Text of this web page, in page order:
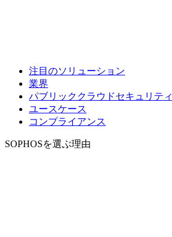
注目のソリューション
業界
パブリッククラウドセキュリティ
ユースケース
コンプライアンス
SOPHOSを選ぶ理由